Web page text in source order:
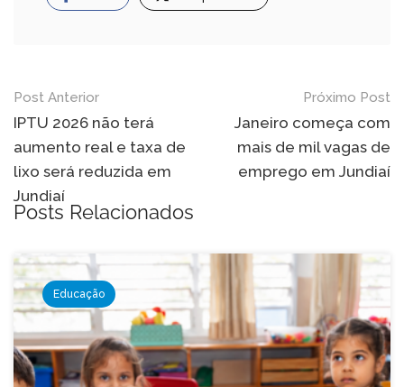
Navegação
de
Post
Post Anterior
IPTU 2026 não terá
aumento real e taxa de
lixo será reduzida em
Jundiaí
Próximo Post
Janeiro começa com
mais de mil vagas de
emprego em Jundiaí
Posts Relacionados
Educação